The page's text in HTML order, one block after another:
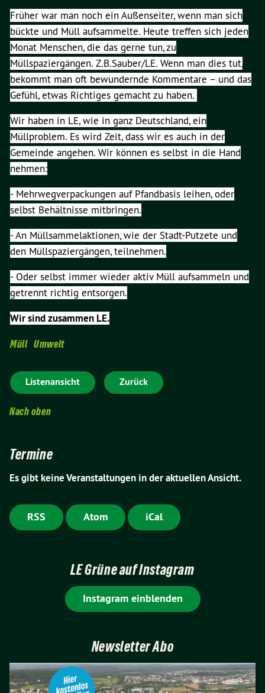
Früher war man noch ein Außenseiter, wenn man sich
bückte und Müll aufsammelte. Heute treffen sich jeden
Monat Menschen, die das gerne tun, zu
Müllspaziergängen. Z.B.Sauber/LE. Wenn man dies tut,
bekommt man oft bewundernde Kommentare – und das
Gefühl, etwas Richtiges gemacht zu haben.
Wir haben in LE, wie in ganz Deutschland, ein
Müllproblem. Es wird Zeit, dass wir es auch in der
Gemeinde angehen. Wir können es selbst in die Hand
nehmen:
- Mehrwegverpackungen auf Pfandbasis leihen, oder
selbst Behältnisse mitbringen.
- An Müllsammelaktionen, wie der Stadt-Putzete und
den Müllspaziergängen, teilnehmen.
- Oder selbst immer wieder aktiv Müll aufsammeln und
getrennt richtig entsorgen.
Wir sind zusammen LE.
Müll Umwelt
Listenansicht Zurück
Nach oben
Termine
Es gibt keine Veranstaltungen in der aktuellen Ansicht.
RSS Atom iCal
LE Grüne auf Instagram
Instagram einblenden
Newsletter Abo